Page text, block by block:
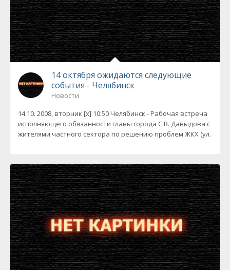
14 октября ожидаются следующие
события - Челябинск
Новости
14.10. 2008, вторник [x] 10:50 Челябинск - Рабочая встреча
исполняющего обязанности главы города С.В. Давыдова с
жителями частного сектора по решению проблем ЖКХ (ул.